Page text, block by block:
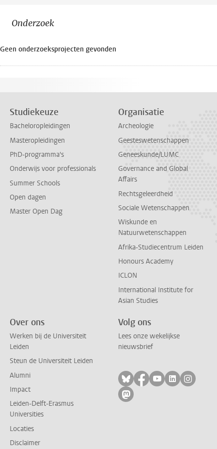
Onderzoek
Geen onderzoeksprojecten gevonden
Studiekeuze
Bacheloropleidingen
Masteropleidingen
PhD-programma's
Onderwijs voor professionals
Summer Schools
Open dagen
Master Open Dag
Organisatie
Archeologie
Geesteswetenschappen
Geneeskunde/LUMC
Governance and Global
Affairs
Rechtsgeleerdheid
Sociale Wetenschappen
Wiskunde en
Natuurwetenschappen
Afrika-Studiecentrum Leiden
Honours Academy
ICLON
International Institute for
Asian Studies
Over ons
Werken bij de Universiteit
Leiden
Steun de Universiteit Leiden
Alumni
Impact
Leiden-Delft-Erasmus
Universities
Locaties
Disclaimer
Volg ons
Lees onze wekelijkse
nieuwsbrief
Volg ons op bluesky
Volg ons op
Volg ons op
Volg ons
Volg
Volg ons op mastodon